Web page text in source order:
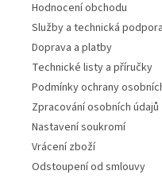
Hodnocení obchodu
Služby a technická podpora
Doprava a platby
Technické listy a příručky
Podmínky ochrany
Zpracování osobních
Nastavení soukromí
Vrácení zboží
Odstoupení od smlouvy